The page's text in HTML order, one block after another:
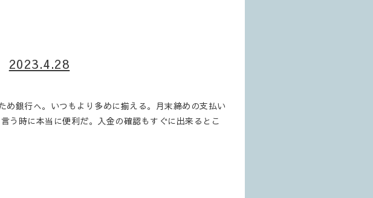
2023.4.28
め銀行へ。いつもより多めに揃える。月末締めの支払い
う時に本当に便利だ。入金の確認もすぐに出来るとこ